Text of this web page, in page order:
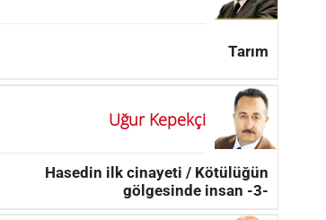
Tarım
Uğur Kepekçi
Hasedin ilk cinayeti / Kötülüğün
gölgesinde insan -3-